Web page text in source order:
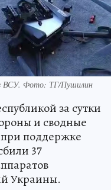
ВСУ. Фото: ТГ/Пушилин
за сутки
и сводные
поддержке
37
Украины.